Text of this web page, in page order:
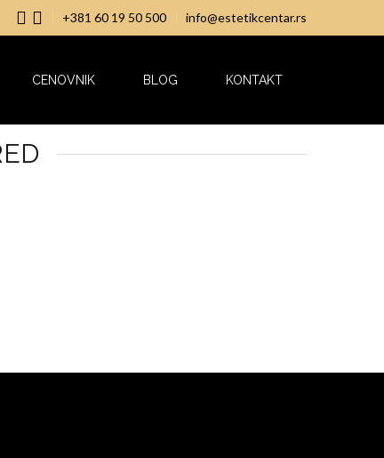
+381 60 19 50 500 info@estetikcentar.rs
CENOVNIK BLOG KONTAKT